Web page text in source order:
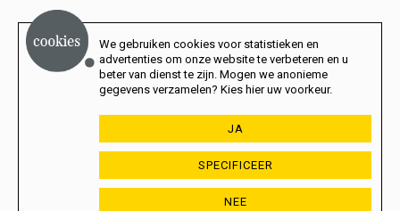
We gebruiken cookies voor statistieken en
advertenties om onze website te verbeteren en u
beter van dienst te zijn. Mogen we anonieme
gegevens verzamelen? Kies hier uw voorkeur.
JA
SPECIFICEER
NEE